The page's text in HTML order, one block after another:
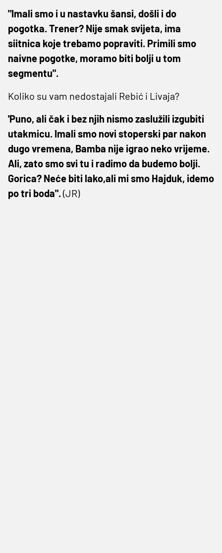
"Imali smo i u nastavku šansi, došli i do
pogotka. Trener? Nije smak svijeta, ima
siitnica koje trebamo popraviti. Primili smo
naivne pogotke, moramo biti bolji u tom
segmentu".
Koliko su vam nedostajali Rebić i Livaja?
'Puno, ali čak i bez njih nismo zaslužili izgubiti
utakmicu. Imali smo novi stoperski par nakon
dugo vremena, Bamba nije igrao neko vrijeme.
Ali, zato smo svi tu i radimo da budemo bolji.
Gorica? Neće biti lako,ali mi smo Hajduk, idemo
po tri boda".(JR)